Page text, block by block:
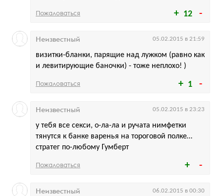
12
Пожаловаться
1
визитки-бланки, парящие над лужком (равно как
и левитирующие баночки) - тоже неплохо! )
Неизвестный 05.02.2015 в 21:59
Пожаловаться
у тебя все секси, о-ла-ла и ручата нимфетки
тянутся к банке варенья на тороговой полке…
стратег по-любому Гумберт
Неизвестный 05.02.2015 в 23:23
Пожаловаться
Неизвестный 06.02.2015 в 00:30